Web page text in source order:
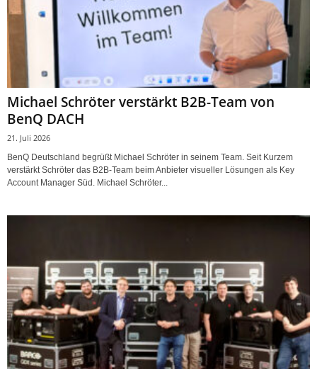
Michael Schröter verstärkt B2B-Team von
BenQ DACH
21. Juli 2026
BenQ Deutschland begrüßt Michael Schröter in seinem Team. Seit Kurzem
verstärkt Schröter das B2B-Team beim Anbieter visueller Lösungen als Key
Account Manager Süd. Michael Schröter...